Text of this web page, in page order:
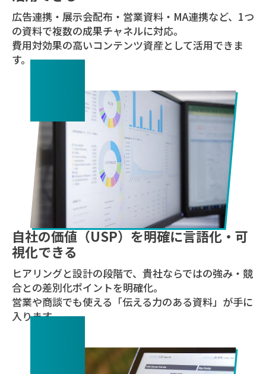
広告連携・展示会配布・営業資料・MA連携など、1つ
の資料で複数の成果チャネルに対応。
費用対効果の高いコンテンツ資産として活用できま
す。
自社の価値（USP）を明確に言語化・可
視化できる
ヒアリングと設計の段階で、貴社ならではの強み・競
合との差別化ポイントを明確化。
営業や商談でも使える「伝える力のある資料」が手に
入ります。